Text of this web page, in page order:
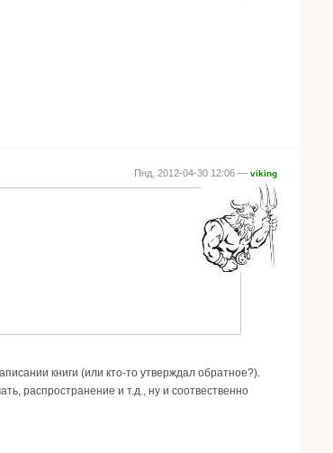
Пнд, 2012-04-30 12:06 — viking
книги (или кто-то утверждал обратное?).
распространение и т.д., ну и соотвественно